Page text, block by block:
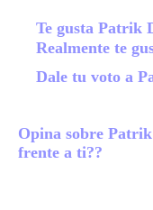
Te gusta Patrik
Realmente te
Dale tu voto a
Opina sobre
frente a ti??